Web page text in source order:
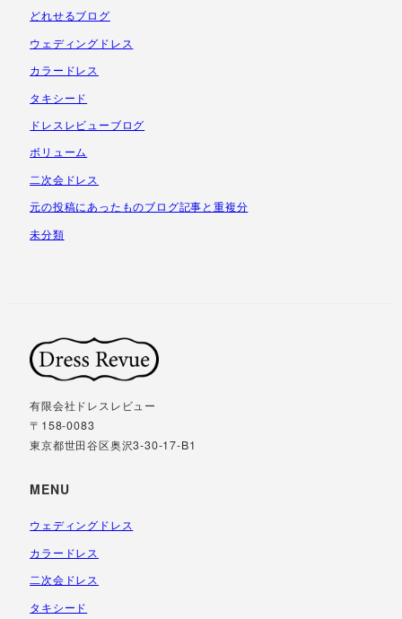
ブ
どれせるブログ
ウェディングドレス
カラードレス
タキシード
ドレスレビューブログ
ボリューム
二次会ドレス
元の投稿にあったものブログ記事と重複分
未分類
有限会社ドレスレビュー
〒158-0083
東京都世田谷区奥沢3-30-17-B1
MENU
ウェディングドレス
カラードレス
二次会ドレス
タキシード